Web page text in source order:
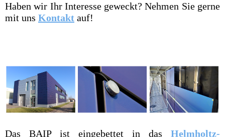
Haben wir Ihr Interesse geweckt? Nehmen Sie gerne
mit uns Kontakt auf!
Das BAIP ist eingebettet in das Helmholtz-